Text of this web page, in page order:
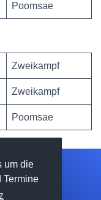
um die
Termine
Poomsae
Zweikampf
Zweikampf
Poomsae